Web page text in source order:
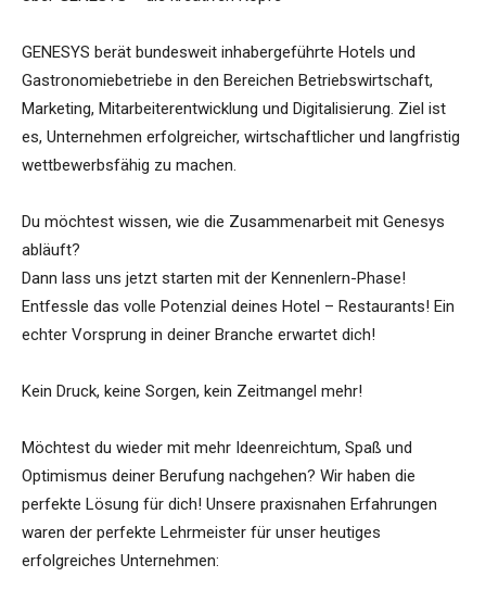
GENESYS berät bundesweit inhabergeführte Hotels und
Gastronomiebetriebe in den Bereichen Betriebswirtschaft,
Marketing, Mitarbeiterentwicklung und Digitalisierung. Ziel ist
es, Unternehmen erfolgreicher, wirtschaftlicher und langfristig
wettbewerbsfähig zu machen.
Du möchtest wissen, wie die Zusammenarbeit mit Genesys
abläuft?
Dann lass uns jetzt starten mit der Kennenlern-Phase!
Entfessle das volle Potenzial deines Hotel – Restaurants! Ein
echter Vorsprung in deiner Branche erwartet dich!
Kein Druck, keine Sorgen, kein Zeitmangel mehr!
Möchtest du wieder mit mehr Ideenreichtum, Spaß und
Optimismus deiner Berufung nachgehen? Wir haben die
perfekte Lösung für dich! Unsere praxisnahen Erfahrungen
waren der perfekte Lehrmeister für unser heutiges
erfolgreiches Unternehmen: